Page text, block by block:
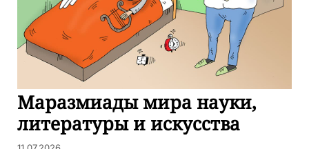
Маразмиады мира науки,
литературы и искусства